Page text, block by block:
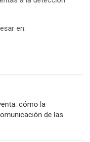
en:
cómo la
de las